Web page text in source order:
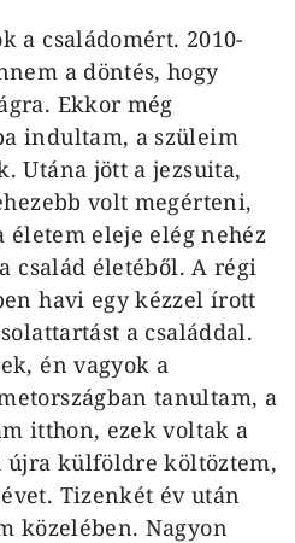
a családomért. 2010-
a döntés, hogy
Ekkor még
indultam, a szüleim
Utána jött a jezsuita,
volt megérteni,
eleje elég nehéz
család életéből. A régi
havi egy kézzel írott
a családdal.
én vagyok a
tanultam, a
itthon, ezek voltak a
újra külföldre költöztem,
Tizenkét év után
közelében. Nagyon